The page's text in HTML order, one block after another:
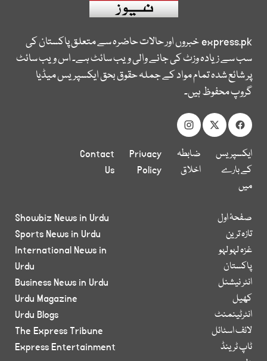
express.pkخبروں اور حالات حاضرہ سے متعلق پاکستان کی
سب سے زیادہ وزٹ کی جانے والی ویب سائٹ ہے۔ اس ویب سائٹ
پر شائع شدہ تمام مواد کے جملہ حقوق بحق ایکسپریس میڈیا
گروپ محفوظ ہیں۔
ایکسپریس
کے بارے
میں
ضابطہ
اخلاق
Privacy
Policy
Contact
Us
صفحۂ اول
تازہ ترین
غزہ لہو لہو
پاکستان
انٹر نیشنل
کھیل
انٹرٹینمنٹ
لائف اسٹائل
ٹاپ ٹرینڈ
Showbiz News in Urdu
Sports News in Urdu
International News in
Urdu
Business News in Urdu
Urdu Magazine
Urdu Blogs
The Express Tribune
Express Entertainment